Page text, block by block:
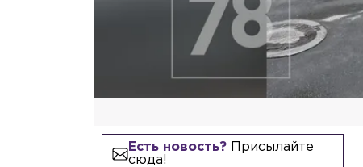
Есть новость?Присылайте
сюда!